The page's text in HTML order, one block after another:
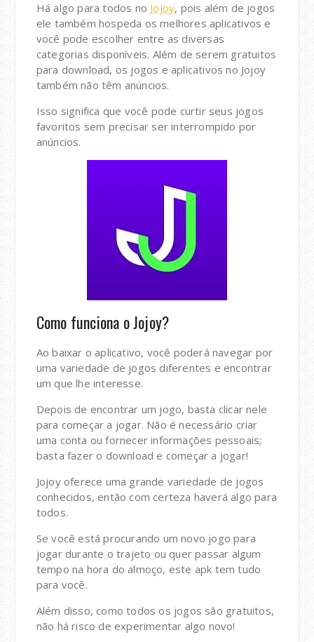
Há algo para todos no Jojoy, pois além de jogos
ele também hospeda os melhores aplicativos e
você pode escolher entre as diversas
categorias disponíveis. Além de serem gratuitos
para download, os jogos e aplicativos no Jojoy
também não têm anúncios.
Isso significa que você pode curtir seus jogos
favoritos sem precisar ser interrompido por
anúncios.
Como funciona o Jojoy?
Ao baixar o aplicativo, você poderá navegar por
uma variedade de jogos diferentes e encontrar
um que lhe interesse.
Depois de encontrar um jogo, basta clicar nele
para começar a jogar. Não é necessário criar
uma conta ou fornecer informações pessoais;
basta fazer o download e começar a jogar!
Jojoy oferece uma grande variedade de jogos
conhecidos, então com certeza haverá algo para
todos.
Se você está procurando um novo jogo para
jogar durante o trajeto ou quer passar algum
tempo na hora do almoço, este apk tem tudo
para você.
Além disso, como todos os jogos são gratuitos,
não há risco de experimentar algo novo!